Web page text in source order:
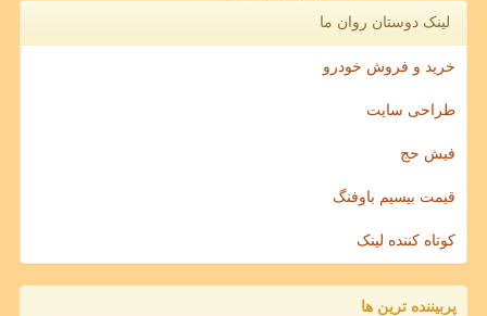
لینک دوستان روان ما
خرید و فروش خودرو
طراحی سایت
فیش حج
قیمت بیسیم باوفنگ
کوتاه کننده لینک
پربیننده ترین ها